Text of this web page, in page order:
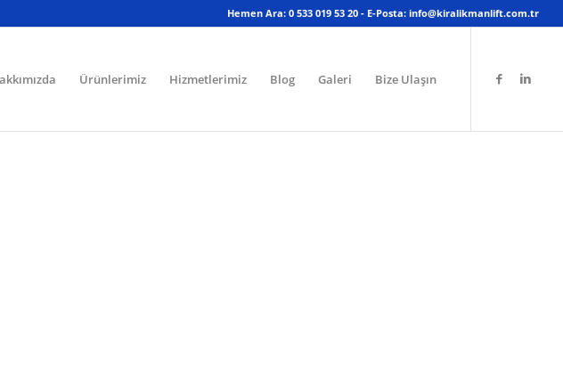
Hemen Ara: 0 533 019 53 20 - E-Posta: info@kiralikmanlift.com.tr
Ürünlerimiz Hizmetlerimiz Blog Galeri Bize Ulaşın